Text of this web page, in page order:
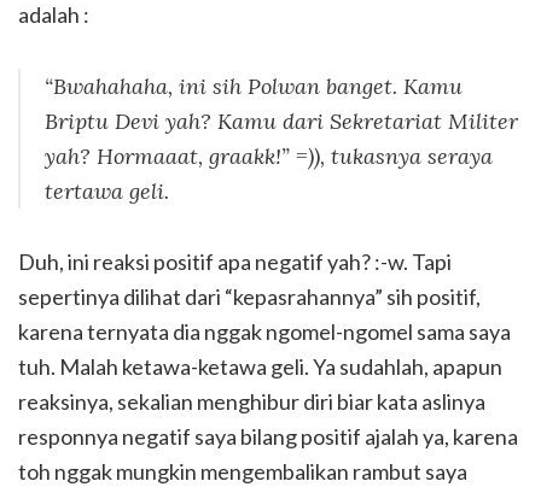
adalah :
“Bwahahaha, ini sih Polwan banget. Kamu
Briptu Devi yah? Kamu dari Sekretariat Militer
yah? Hormaaat, graakk!” =)), tukasnya seraya
tertawa geli.
Duh, ini reaksi positif apa negatif yah? :-w. Tapi
sepertinya dilihat dari “kepasrahannya” sih positif,
karena ternyata dia nggak ngomel-ngomel sama saya
tuh. Malah ketawa-ketawa geli. Ya sudahlah, apapun
reaksinya, sekalian menghibur diri biar kata aslinya
responnya negatif saya bilang positif ajalah ya, karena
toh nggak mungkin mengembalikan rambut saya